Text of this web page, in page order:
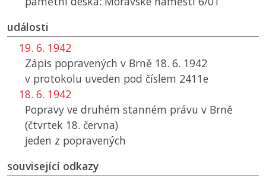
události
19. 6. 1942
Zápis popravených v Brně 18. 6. 1942
v protokolu uveden pod číslem 2411e
18. 6. 1942
Popravy ve druhém stanném právu v Brně
(čtvrtek 18. června)
jeden z popravených
související odkazy